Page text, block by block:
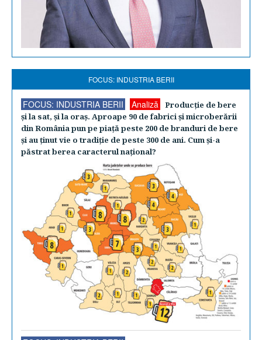
FOCUS: INDUSTRIA BERII
FOCUS: INDUSTRIA BERII Analiză
Producţie de bere
şi la sat, şi la oraş. Aproape 90 de fabrici şi microberării
din România pun pe piaţă peste 200 de branduri de bere
şi au ţinut vie o tradiţie de peste 300 de ani. Cum şi-a
păstrat berea caracterul naţional?